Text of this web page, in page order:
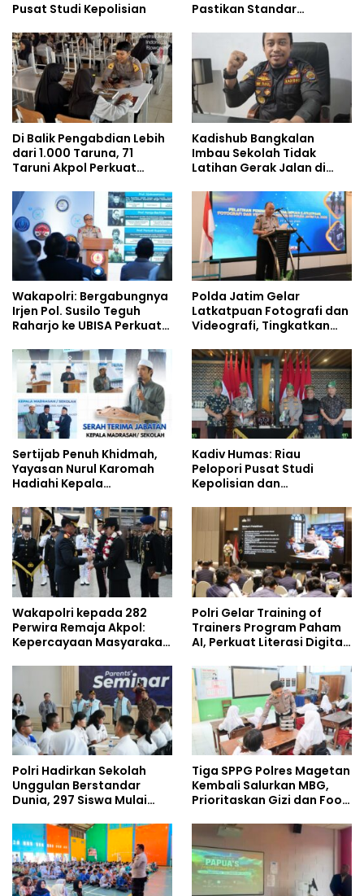
Pusat Studi Kepolisian
Pastikan Standar
Pengelolaan Limbah
Berjalan Optimal
Di Balik Pengabdian Lebih
dari 1.000 Taruna, 71
Taruni Akpol Perkuat
Siswa Sekolah Rakyat
Kadishub Bangkalan
Imbau Sekolah Tidak
Latihan Gerak Jalan di
Wakapolri: Bergabungnya
Irjen Pol. Susilo Teguh
Raharjo ke UBISA Perkuat
Studi Kepolisian
Polda Jatim Gelar
Latkatpuan Fotografi dan
Videografi, Tingkatkan
Era Digital
Sertijab Penuh Khidmah,
Yayasan Nurul Karomah
Hadiahi Kepala
Umrah
Kadiv Humas: Riau
Pelopori Pusat Studi
Kepolisian dan
Policing Masuki Babak
Wakapolri kepada 282
Perwira Remaja Akpol:
Kepercayaan Masyarakat
Polri Gelar Training of
Trainers Program Paham
AI, Perkuat Literasi Digital
Polri Hadirkan Sekolah
Unggulan Berstandar
Dunia, 297 Siswa Mulai
Tiga SPPG Polres Magetan
Kembali Salurkan MBG,
Prioritaskan Gizi dan Food